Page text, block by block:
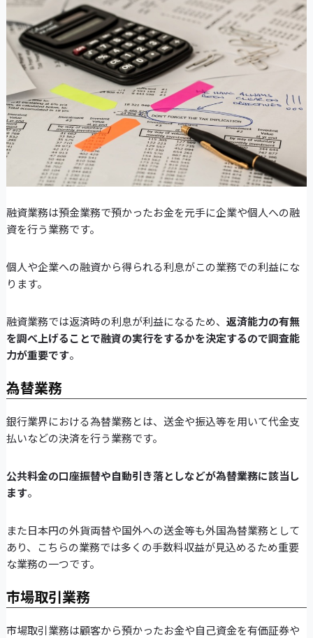
融資業務は預金業務で預かったお金を元手に企業や個人への融
資を行う業務です。
個人や企業への融資から得られる利息がこの業務での利益にな
ります。
融資業務では返済時の利息が利益になるため、 返済能力の有無
を調べ上げることで融資の実行をするかを決定するので調査能
力が重要です。
為替業務
銀行業界における為替業務とは、送金や振込等を用いて代金支
払いなどの決済を行う業務です。
公共料金の口座振替や自動引き落としなどが為替業務に該当し
ます。
また日本円の外貨両替や国外への送金等も外国為替業務として
あり、こちらの業務では多くの手数料収益が見込めるため重要
な業務の一つです。
市場取引業務
市場取引業務は顧客から預かったお金や自己資金を有価証券や